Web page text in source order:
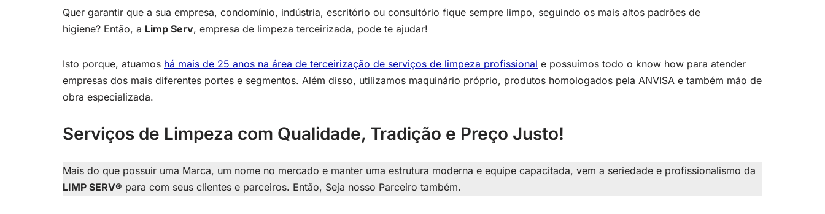
Quer garantir que a sua empresa, condomínio, indústria, escritório ou consultório fique sempre limpo, seguindo os mais altos padrões de
higiene? Então, a Limp Serv, empresa de limpeza terceirizada, pode te ajudar!
Isto porque, atuamos há mais de 25 anos na área de terceirização de serviços de limpeza profissional e possuímos todo o know how para atender
empresas dos mais diferentes portes e segmentos. Além disso, utilizamos maquinário próprio, produtos homologados pela ANVISA e também mão de
obra especializada.
Serviços de Limpeza com Qualidade, Tradição e Preço Justo!
Mais do que possuir uma Marca, um nome no mercado e manter uma estrutura moderna e equipe capacitada, vem a seriedade e profissionalismo da
LIMP SERV® para com seus clientes e parceiros. Então, Seja nosso Parceiro também.